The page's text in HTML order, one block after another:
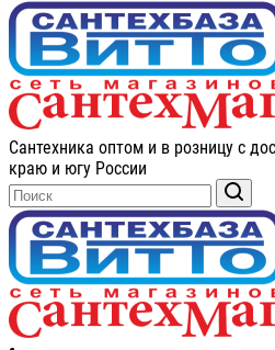
Сантехника оптом и в розницу с
краю и югу России